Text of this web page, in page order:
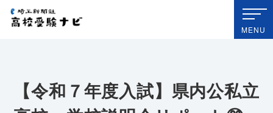
埼玉新聞社 高校受験ナビ
MENU
【令和７年度入試】県内公私立